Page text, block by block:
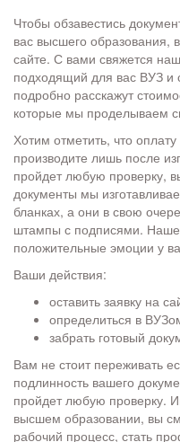
Чтобы обзавестись
вас высшего образования,
сайте. С вами свяжется
подходящий для вас ВУЗ и
подробно расскажут
которые мы проделываем
Хотим отметить, что
производите лишь после
пройдет любую проверку,
документы мы
бланках, а они в свою
штампы с подписями. Наше
положительные эмоции у
Ваши действия:
оставить заявку на
определиться в
забрать готовый
Вам не стоит переживать
подлинность вашего
пройдет любую проверку.
высшем образовании, вы
рабочий процесс, стать